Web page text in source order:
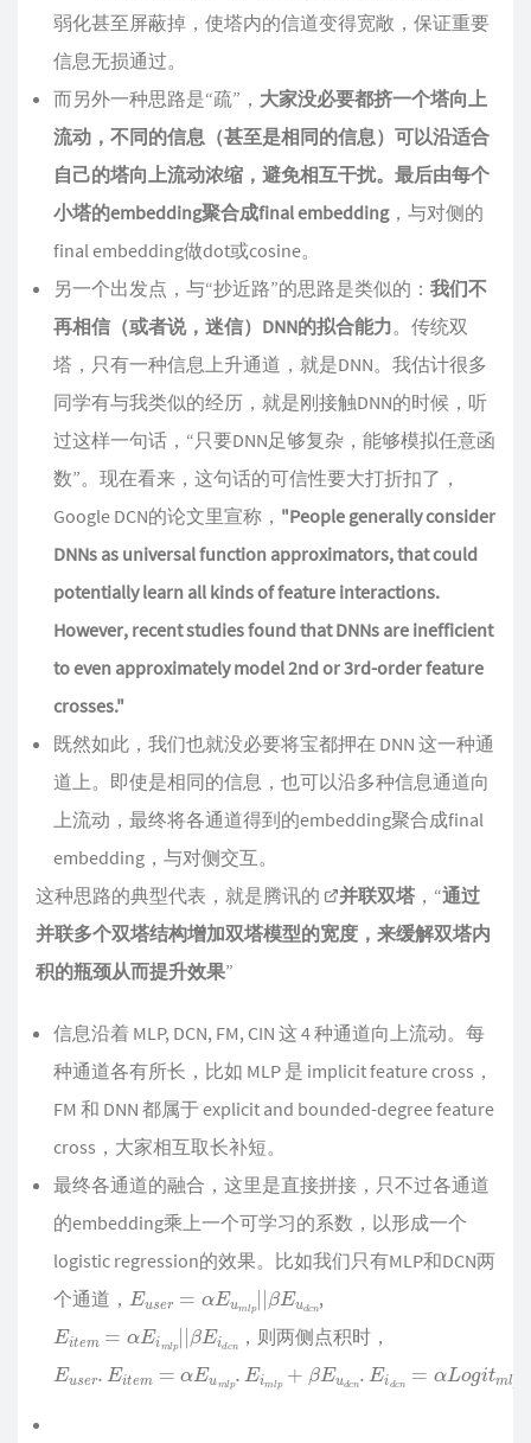
弱化甚至屏蔽掉，使塔内的信道变得宽敞，保证重要
信息无损通过。
而另外一种思路是“疏”， 大家没必要都挤一个塔向上
流动，不同的信息（甚至是相同的信息）可以沿适合
自己的塔向上流动浓缩，避免相互干扰。最后由每个
小塔的embedding聚合成final embedding，与对侧的
final embedding做dot或cosine。
另一个出发点，与“抄近路”的思路是类似的： 我们不
再相信（或者说，迷信）DNN的拟合能力。传统双
塔，只有一种信息上升通道，就是DNN。我估计很多
同学有与我类似的经历，就是刚接触DNN的时候，听
过这样一句话，“只要DNN足够复杂，能够模拟任意函
数”。现在看来，这句话的可信性要大打折扣了，
Google DCN的论文里宣称， "People generally consider
DNNs as universal function approximators, that could
potentially learn all kinds of feature interactions.
However, recent studies found that DNNs are inefficient
to even approximately model 2nd or 3rd-order feature
crosses."
既然如此，我们也就没必要将宝都押在 DNN 这一种通
道上。即使是相同的信息，也可以沿多种信息通道向
上流动，最终将各通道得到的embedding聚合成final
embedding，与对侧交互。
这种思路的典型代表，就是腾讯的
并联双塔 ，“通过
并联多个双塔结构增加双塔模型的宽度，来缓解双塔内
积的瓶颈从而提升效果”
信息沿着 MLP, DCN, FM, CIN 这 4 种通道向上流动。每
种通道各有所长，比如 MLP 是 implicit feature cross，
FM 和 DNN 都属于 explicit and bounded-degree feature
cross，大家相互取长补短。
最终各通道的融合，这里是直接拼接，只不过各通道
的embedding乘上一个可学习的系数，以形成一个
logistic regression的效果。比如我们只有MLP和DCN两
个通道， Eu um p|
βE ,
Eit m ||
βE ，则两侧点积时，
Eu Eit um Eim βEu .E L tm